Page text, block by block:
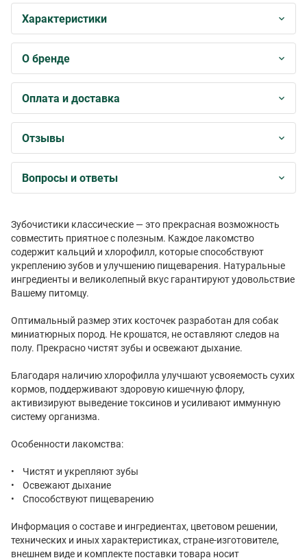
Характеристики
О бренде
Оплата и доставка
Отзывы
Вопросы и ответы
Зубочистики классические — это прекрасная возможность
совместить приятное с полезным. Каждое лакомство
содержит кальций и хлорофилл, которые способствуют
укреплению зубов и улучшению пищеварения. Натуральные
ингредиенты и великолепный вкус гарантируют удовольствие
Вашему питомцу.
Оптимальный размер этих косточек разработан для собак
миниатюрных пород. Не крошатся, не оставляют следов на
полу. Прекрасно чистят зубы и освежают дыхание.
Благодаря наличию хлорофилла улучшают усвояемость сухих
кормов, поддерживают здоровую кишечную флору,
активизируют выведение токсинов и усиливают иммунную
систему организма.
Особенности лакомства:
• Чистят и укрепляют зубы
• Освежают дыхание
• Способствуют пищеварению
Информация о составе и ингредиентах, цветовом решении,
технических и иных характеристиках, стране-изготовителе,
внешнем виде и комплекте поставки товара носит